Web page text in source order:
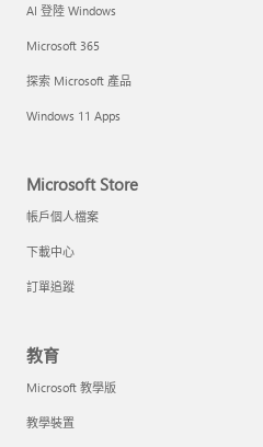
AI 登陸 Windows
Microsoft 365
探索 Microsoft 產品
Windows 11 Apps
Microsoft Store
帳戶個人檔案
下載中心
訂單追蹤
教育
Microsoft 教學版
教學裝置